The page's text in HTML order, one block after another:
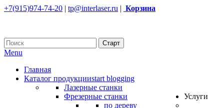
+7(915)974-74-20 | tp@interlaser.ru | Корзина
Menu
Главная
Каталог продукцииstart blogging
Лазерные станки
Фрезерные станки
по дереву
Услуги